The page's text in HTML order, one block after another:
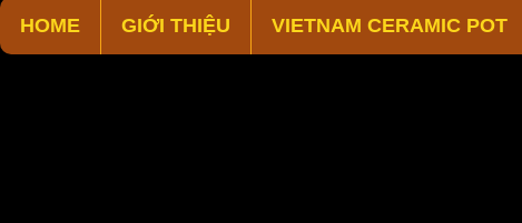
HOME GIỚI THIỆU VIETNAM CERAMIC POT